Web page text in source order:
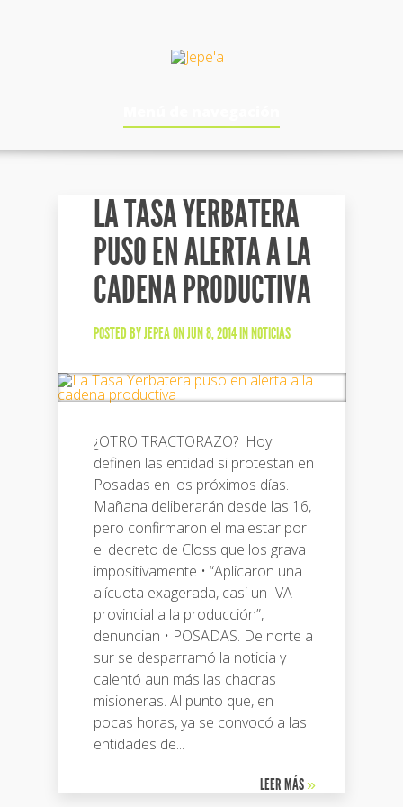
LA TASA YERBATERA
PUSO EN ALERTA A LA
CADENA PRODUCTIVA
POSTED BYJEPEAON JUN 8, 2014 INNOTICIAS
¿OTRO TRACTORAZO? Hoy
definen las entidad si protestan en
Posadas en los próximos días.
Mañana deliberarán desde las 16,
pero confirmaron el malestar por
el decreto de Closs que los grava
impositivamente • “Aplicaron una
alícuota exagerada, casi un IVA
provincial a la producción”,
denuncian • POSADAS. De norte a
sur se desparramó la noticia y
calentó aun más las chacras
misioneras. Al punto que, en
pocas horas, ya se convocó a las
entidades de...
LEER MÁS»